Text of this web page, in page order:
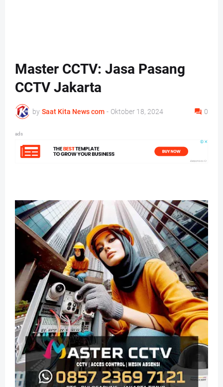
Master CCTV: Jasa Pasang
CCTV Jakarta
by Saat Kita News com - Oktober 18, 2024 0
ads